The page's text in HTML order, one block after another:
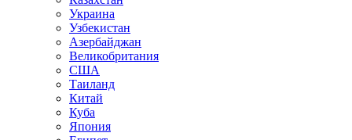
Украина
Узбекистан
Азербайджан
Великобритания
США
Таиланд
Китай
Куба
Япония